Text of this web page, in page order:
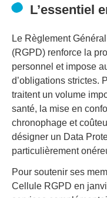
L’essentiel
Le Règlement
(RGPD) renforce la
personnel et impose
d’obligations strictes.
traitent un volume
santé, la mise en
chronophage et
désigner un Data
particulièrement
Pour soutenir ses
Cellule RGPD en